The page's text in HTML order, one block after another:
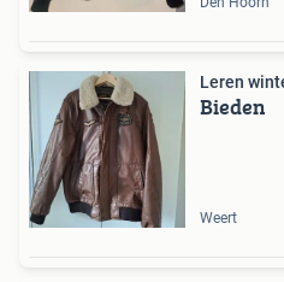
Leren
Bieden
Weert